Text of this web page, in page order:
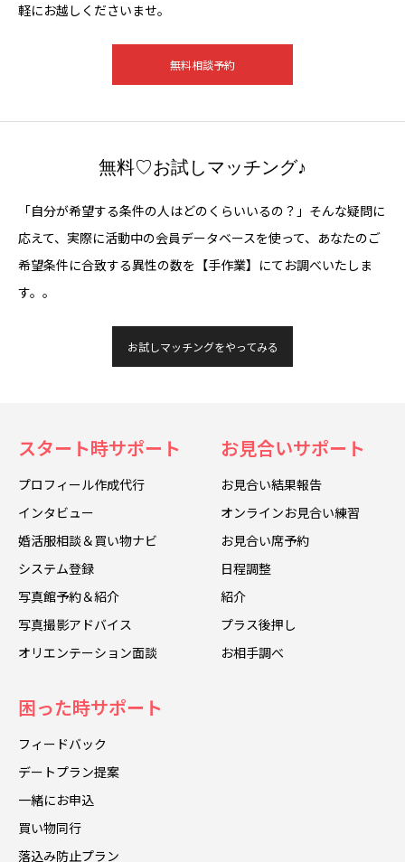
軽にお越しくださいませ。
無料相談予約
無料♡お試しマッチング♪
「自分が希望する条件の人はどのくらいいるの？」そんな疑問に
応えて、実際に活動中の会員データベースを使って、あなたのご
希望条件に合致する異性の数を【手作業】にてお調べいたしま
す。。
お試しマッチングをやってみる
スタート時サポート
プロフィール作成代行
インタビュー
婚活服相談＆買い物ナビ
システム登録
写真館予約＆紹介
写真撮影アドバイス
オリエンテーション面談
お見合いサポート
お見合い結果報告
オンラインお見合い練習
お見合い席予約
日程調整
紹介
プラス後押し
お相手調べ
困った時サポート
フィードバック
デートプラン提案
一緒にお申込
買い物同行
落込み防止プラン